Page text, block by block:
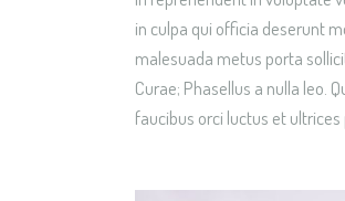
in culpa qui officia deserunt
malesuada metus porta
Curae; Phasellus a nulla leo.
faucibus orci luctus et ultrices